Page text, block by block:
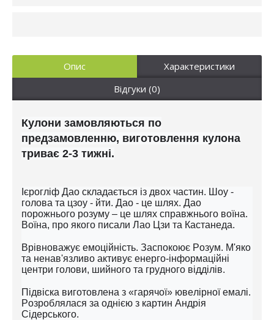
Опис
Характеристики
Відгуки (0)
Кулони замовляються по
предзамовленню, виготовлення кулона
триває 2-3 тижні.
Ієрогліф Дао складається із двох частин. Шоу -
голова та цзоу - йти. Дао - це шлях. Дао
порожнього розуму – це шлях справжнього воїна.
Воїна, про якого писали Лао Цзи та Кастанеда.
Врівноважує емоційність. Заспокоює Розум. М'яко
та ненав'язливо активує енерго-інформаційні
центри голови, шийного та грудного відділів.
Підвіска виготовлена ​​з «гарячої» ювелірної емалі.
Розроблялася за однією з картин Андрія
Сідерського.